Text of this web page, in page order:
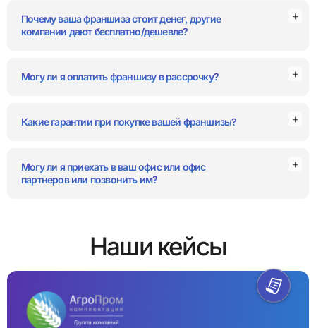
Почему ваша франшиза стоит денег, другие
компании дают бесплатно/дешевле?
Могу ли я оплатить франшизу в рассрочку?
Какие гарантии при покупке вашей франшизы?
Могу ли я приехать в ваш офис или офис
партнеров или позвонить им?
Наши кейсы